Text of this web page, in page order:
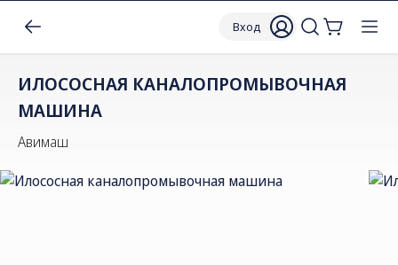
Вход
ИЛОСОСНАЯ КАНАЛОПРОМЫВОЧНАЯ
МАШИНА
Авимаш